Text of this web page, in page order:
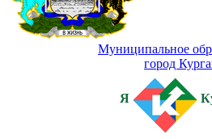
Муниципальное
город
Я